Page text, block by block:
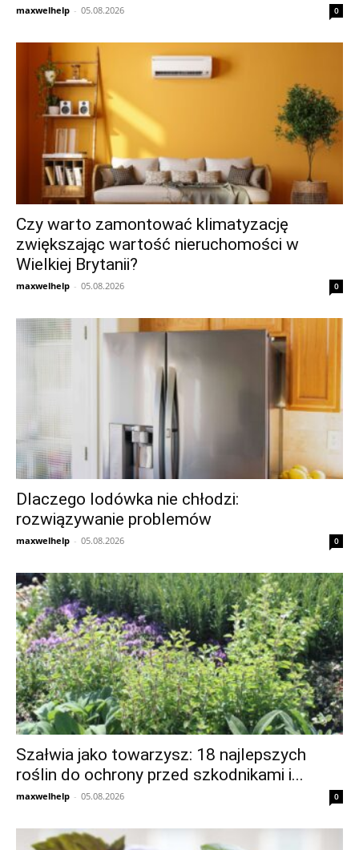
maxwelhelp - 05.08.2026 0
Czy warto zamontować klimatyzację
zwiększając wartość nieruchomości w
Wielkiej Brytanii?
maxwelhelp - 05.08.2026 0
Dlaczego lodówka nie chłodzi:
rozwiązywanie problemów
maxwelhelp - 05.08.2026 0
Szałwia jako towarzysz: 18 najlepszych
roślin do ochrony przed szkodnikami i...
maxwelhelp - 05.08.2026 0